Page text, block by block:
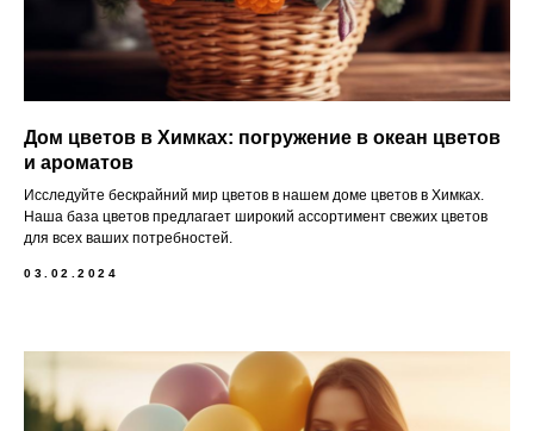
Дом цветов в Химках: погружение в океан цветов
и ароматов
Исследуйте бескрайний мир цветов в нашем доме цветов в Химках.
Наша база цветов предлагает широкий ассортимент свежих цветов
для всех ваших потребностей.
03.02.2024